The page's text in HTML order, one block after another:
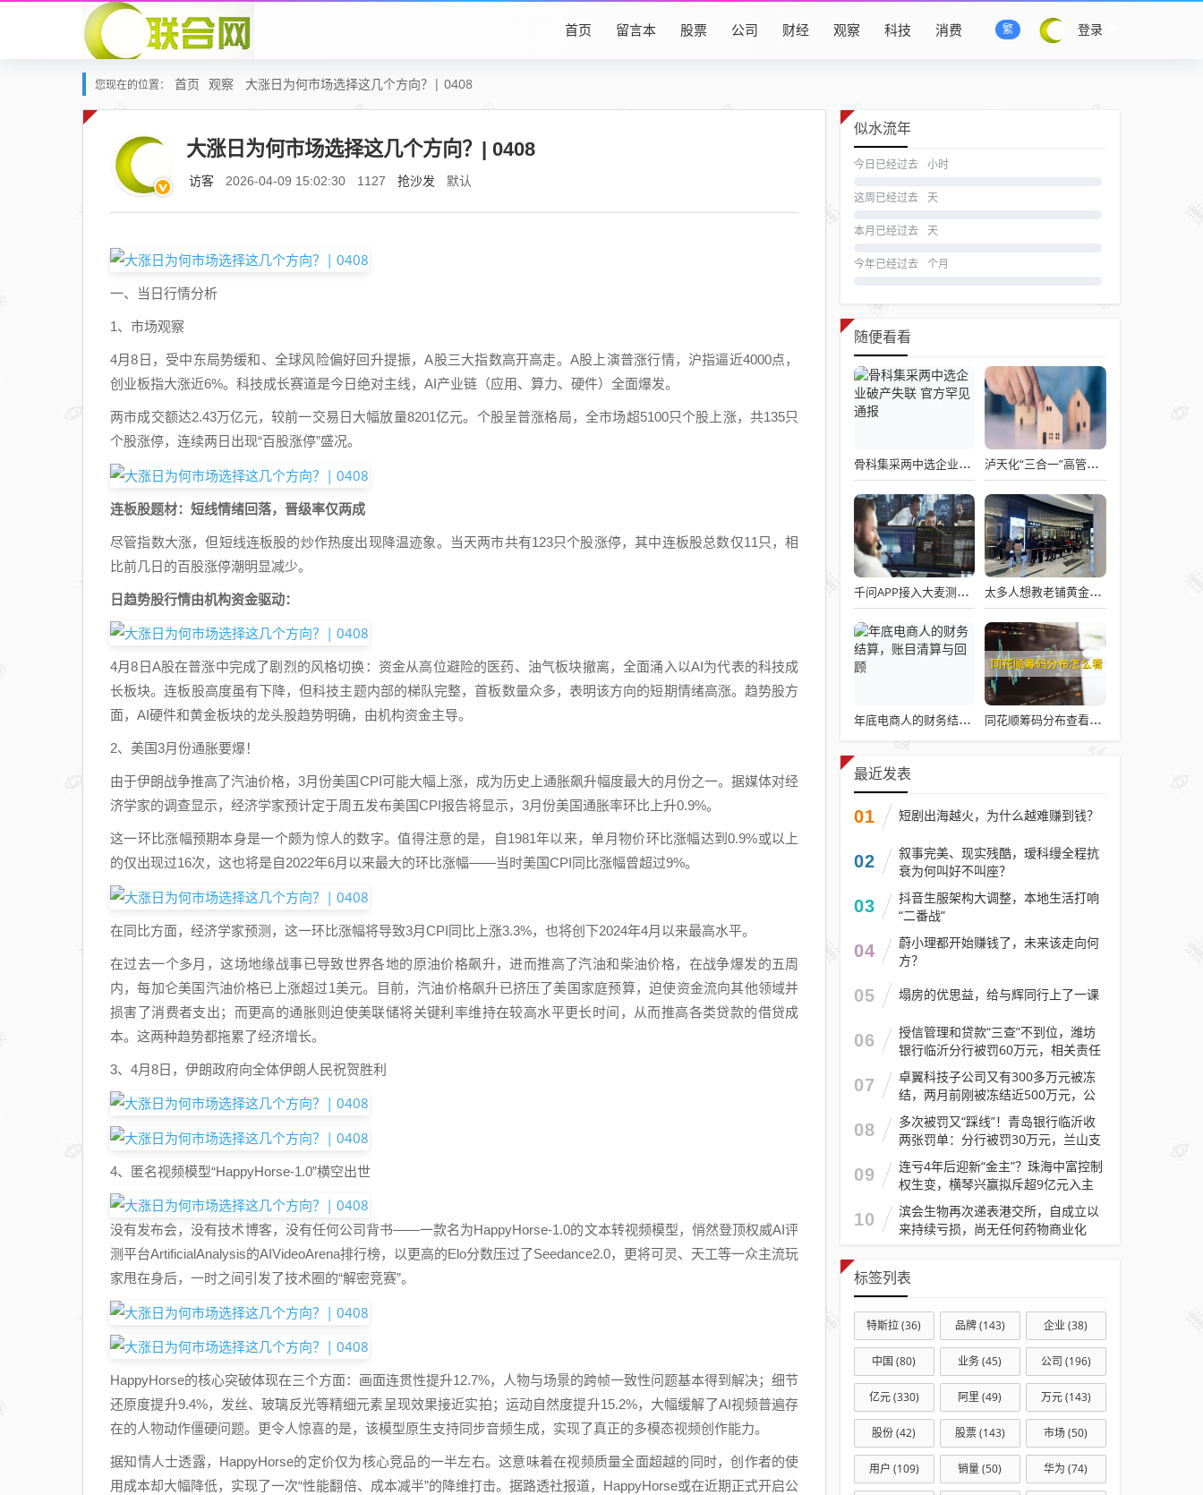
登录
繁
首页 留言本 股票 公司 财经 观察 科技 消费
您现在的位置： 首页 观察 大涨日为何市场选择这几个方向？| 0408
大涨日为何市场选择这几个方向？| 0408
访客 2026-04-09 15:02:30 1127 抢沙发 默认
一、当日行情分析
1、市场观察
4月8日，受中东局势缓和、全球风险偏好回升提振，A股三大指数高开高走。A股上演普涨行情，沪指逼近4000点，
创业板指大涨近6%。科技成长赛道是今日绝对主线，AI产业链（应用、算力、硬件）全面爆发。
两市成交额达2.43万亿元，较前一交易日大幅放量8201亿元。个股呈普涨格局，全市场超5100只个股上涨，共135只
个股涨停，连续两日出现“百股涨停”盛况。
连板股题材：短线情绪回落，晋级率仅两成
尽管指数大涨，但短线连板股的炒作热度出现降温迹象。当天两市共有123只个股涨停，其中连板股总数仅11只，相
比前几日的百股涨停潮明显减少。
日趋势股行情由机构资金驱动：
4月8日A股在普涨中完成了剧烈的风格切换：资金从高位避险的医药、油气板块撤离，全面涌入以AI为代表的科技成
长板块。连板股高度虽有下降，但科技主题内部的梯队完整，首板数量众多，表明该方向的短期情绪高涨。趋势股方
面，AI硬件和黄金板块的龙头股趋势明确，由机构资金主导。
2、美国3月份通胀要爆！
由于伊朗战争推高了汽油价格，3月份美国CPI可能大幅上涨，成为历史上通胀飙升幅度最大的月份之一。据媒体对经
济学家的调查显示，经济学家预计定于周五发布美国CPI报告将显示，3月份美国通胀率环比上升0.9%。
这一环比涨幅预期本身是一个颇为惊人的数字。值得注意的是，自1981年以来，单月物价环比涨幅达到0.9%或以上
的仅出现过16次，这也将是自2022年6月以来最大的环比涨幅——当时美国CPI同比涨幅曾超过9%。
在同比方面，经济学家预测，这一环比涨幅将导致3月CPI同比上涨3.3%，也将创下2024年4月以来最高水平。
在过去一个多月，这场地缘战事已导致世界各地的原油价格飙升，进而推高了汽油和柴油价格，在战争爆发的五周
内，每加仑美国汽油价格已上涨超过1美元。目前，汽油价格飙升已挤压了美国家庭预算，迫使资金流向其他领域并
损害了消费者支出；而更高的通胀则迫使美联储将关键利率维持在较高水平更长时间，从而推高各类贷款的借贷成
本。这两种趋势都拖累了经济增长。
3、4月8日，伊朗政府向全体伊朗人民祝贺胜利
4、匿名视频模型“HappyHorse-1.0”横空出世
没有发布会，没有技术博客，没有任何公司背书——一款名为HappyHorse-1.0的文本转视频模型，悄然登顶权威AI评
测平台ArtificialAnalysis的AIVideoArena排行榜，以更高的Elo分数压过了Seedance2.0，更将可灵、天工等一众主流玩
家甩在身后，一时之间引发了技术圈的“解密竞赛”。
HappyHorse的核心突破体现在三个方面：画面连贯性提升12.7%，人物与场景的跨帧一致性问题基本得到解决；细节
还原度提升9.4%，发丝、玻璃反光等精细元素呈现效果接近实拍；运动自然度提升15.2%，大幅缓解了AI视频普遍存
在的人物动作僵硬问题。更令人惊喜的是，该模型原生支持同步音频生成，实现了真正的多模态视频创作能力。
据知情人士透露，HappyHorse的定价仅为核心竞品的一半左右。这意味着在视频质量全面超越的同时，创作者的使
用成本却大幅降低，实现了一次“性能翻倍、成本减半”的降维打击。据路透社报道，HappyHorse或在近期正式开启公
似水流年
今日已经过去 小时
这周已经过去 天
本月已经过去 天
今年已经过去 个月
随便看看
骨科集采两中选企业破产失联 官方罕见通报 泸天化“三合一”高管王斌辞职：高管变动叠加财务、业绩双重压力，公司进入阶段性调整期
千问APP接入大麦测试“一句话买电影票” 太多人想教老铺黄金怎么做生意了
年底电商人的财务结算，账目清算与回顾 同花顺筹码分布查看详解攻略
最近发表
01 短剧出海越火，为什么越难赚到钱？
02
叙事完美、现实残酷，瑷科缦全程抗
衰为何叫好不叫座？
03
抖音生服架构大调整，本地生活打响
“二番战”
04
蔚小理都开始赚钱了，未来该走向何
方？
05 塌房的优思益，给与辉同行上了一课
06
授信管理和贷款“三查”不到位，潍坊
银行临沂分行被罚60万元，相关责任
人被警告
07
卓翼科技子公司又有300多万元被冻
结，两月前刚被冻结近500万元，公
司去年预计亏损至少2.1亿元
08
多次被罚又“踩线”！青岛银行临沂收
两张罚单：分行被罚30万元，兰山支
行被罚30万元
09
连亏4年后迎新“金主”？珠海中富控制
权生变，横琴兴赢拟斥超9亿元入主
10
滨会生物再次递表港交所，自成立以
来持续亏损，尚无任何药物商业化
标签列表
特斯拉(36) 品牌(143) 企业(38)
中国 (80) 业务(45) 公司 (196)
亿元(330) 阿里 (49) 万元(143)
股份(42) 股票(143) 市场(50)
用户 (109) 销量(50) 华为 (74)